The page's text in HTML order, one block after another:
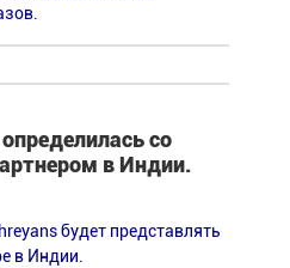
со
в Индии.
будет представлять
в Индии.